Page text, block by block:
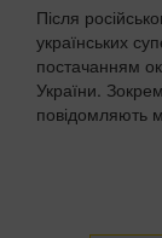
Після
українських
постачанням
України.
повідомляють